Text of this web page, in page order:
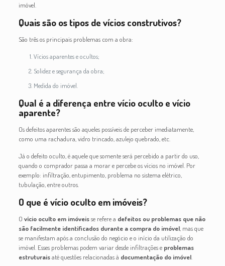
imóvel.
Quais são os tipos de vícios construtivos?
São três os principais problemas com a obra:
Vícios aparentes e ocultos;
Solidez e segurança da obra;
Medida do imóvel.
Qual é a diferença entre vício oculto e vício
aparente?
Os defeitos aparentes são aqueles possíveis de perceber imediatamente,
como uma rachadura, vidro trincado, azulejo quebrado, etc.
Já o defeito oculto, é aquele que somente será percebido a partir do uso,
quando o comprador passa a morar e percebe os vícios no imóvel. Por
exemplo: infiltração, entupimento, problema no sistema elétrico,
tubulação, entre outros.
O que é vício oculto em imóveis?
Ovício oculto em imóveisse refere a defeitos ou problemas que não
são facilmente identificados durante a compra do imóvel , mas que
se manifestam após a conclusão do negócio e o início da utilização do
imóvel. Esses problemas podem variar desde infiltrações e problemas
estruturaisaté questões relacionadas à documentação do imóvel